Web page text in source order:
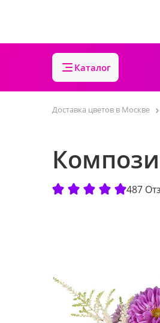
Каталог
Доставка цветов в Москве
487